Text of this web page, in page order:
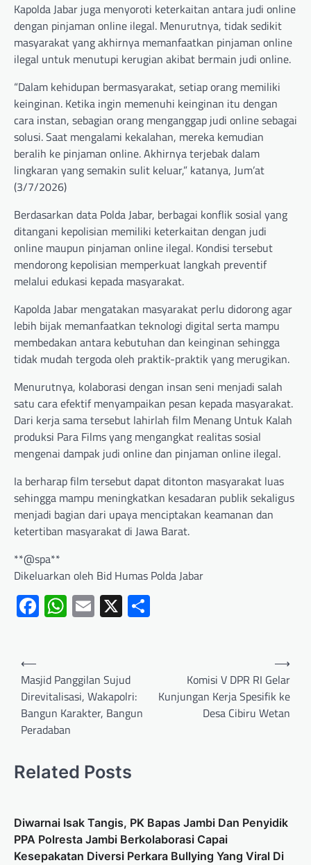
Kapolda Jabar juga menyoroti keterkaitan antara judi online
dengan pinjaman online ilegal. Menurutnya, tidak sedikit
masyarakat yang akhirnya memanfaatkan pinjaman online
ilegal untuk menutupi kerugian akibat bermain judi online.
“Dalam kehidupan bermasyarakat, setiap orang memiliki
keinginan. Ketika ingin memenuhi keinginan itu dengan
cara instan, sebagian orang menganggap judi online sebagai
solusi. Saat mengalami kekalahan, mereka kemudian
beralih ke pinjaman online. Akhirnya terjebak dalam
lingkaran yang semakin sulit keluar,” katanya, Jum’at
(3/7/2026)
Berdasarkan data Polda Jabar, berbagai konflik sosial yang
ditangani kepolisian memiliki keterkaitan dengan judi
online maupun pinjaman online ilegal. Kondisi tersebut
mendorong kepolisian memperkuat langkah preventif
melalui edukasi kepada masyarakat.
Kapolda Jabar mengatakan masyarakat perlu didorong agar
lebih bijak memanfaatkan teknologi digital serta mampu
membedakan antara kebutuhan dan keinginan sehingga
tidak mudah tergoda oleh praktik-praktik yang merugikan.
Menurutnya, kolaborasi dengan insan seni menjadi salah
satu cara efektif menyampaikan pesan kepada masyarakat.
Dari kerja sama tersebut lahirlah film Menang Untuk Kalah
produksi Para Films yang mengangkat realitas sosial
mengenai dampak judi online dan pinjaman online ilegal.
Ia berharap film tersebut dapat ditonton masyarakat luas
sehingga mampu meningkatkan kesadaran publik sekaligus
menjadi bagian dari upaya menciptakan keamanan dan
ketertiban masyarakat di Jawa Barat.
**@spa**
Dikeluarkan oleh Bid Humas Polda Jabar
Facebook
WhatsApp
Email
X
⟵
Masjid Panggilan Sujud
Direvitalisasi, Wakapolri:
Bangun Karakter, Bangun
Peradaban
Komisi V DPR RI Gelar
Kunjungan Kerja Spesifik ke
Desa Cibiru Wetan
⟶
Related Posts
Diwarnai Isak Tangis, PK Bapas Jambi Dan Penyidik
PPA Polresta Jambi Berkolaborasi Capai
Kesepakatan Diversi Perkara Bullying Yang Viral Di